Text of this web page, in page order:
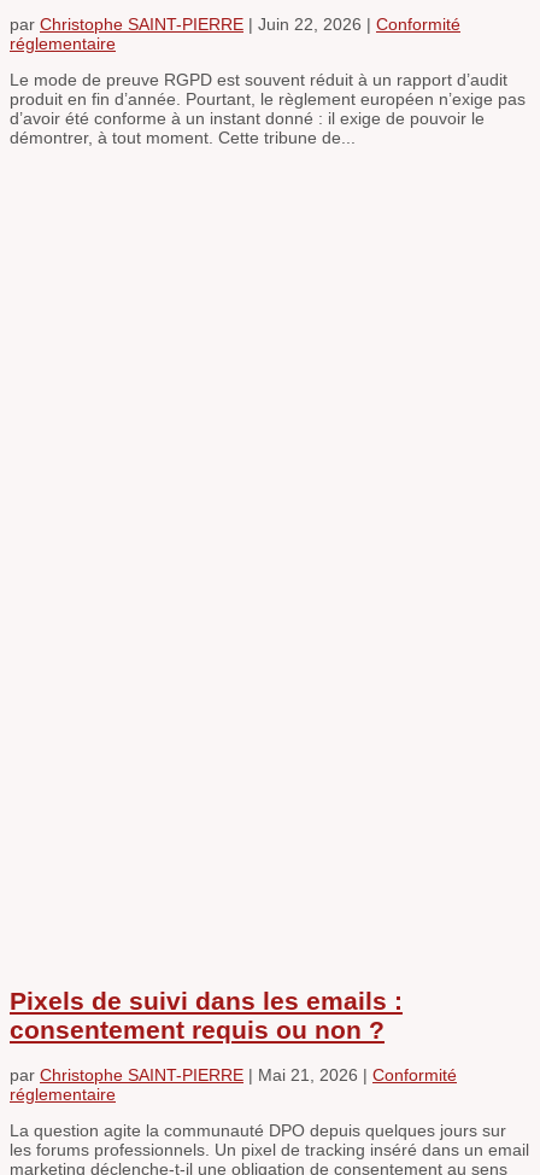
par Christophe SAINT-PIERRE | Juin 22, 2026 | Conformité
réglementaire
Le mode de preuve RGPD est souvent réduit à un rapport d’audit
produit en fin d’année. Pourtant, le règlement européen n’exige pas
d’avoir été conforme à un instant donné : il exige de pouvoir le
démontrer, à tout moment. Cette tribune de...
Pixels de suivi dans les emails :
consentement requis ou non ?
par Christophe SAINT-PIERRE | Mai 21, 2026 | Conformité
réglementaire
La question agite la communauté DPO depuis quelques jours sur
les forums professionnels. Un pixel de tracking inséré dans un email
marketing déclenche-t-il une obligation de consentement au sens